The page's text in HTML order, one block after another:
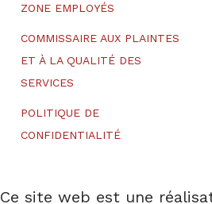
ZONE EMPLOYÉS
COMMISSAIRE AUX PLAINTES
ET À LA QUALITÉ DES
SERVICES
POLITIQUE DE
CONFIDENTIALITÉ
Ce site web est une